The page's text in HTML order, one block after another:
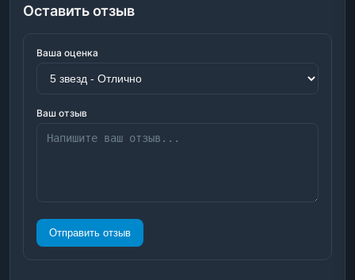
Оставить отзыв
Ваша оценка
Ваш отзыв
Отправить отзыв